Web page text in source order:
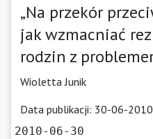
„Na przekór
jak wzmacniać
rodzin z
Wioletta Junik
Data publikacji: 30-06-
2010-06-30